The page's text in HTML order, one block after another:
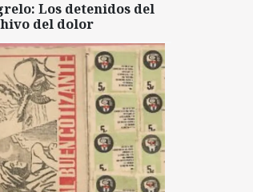
Los detenidos del
del dolor